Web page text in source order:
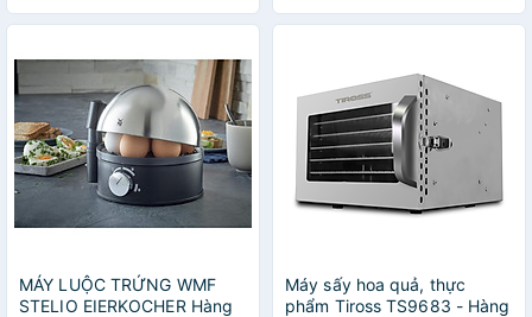
MÁY LUỘC TRỨNG WMF
STELIO EIERKOCHER Hàng
Máy sấy hoa quả, thực
phẩm Tiross TS9683 - Hàng